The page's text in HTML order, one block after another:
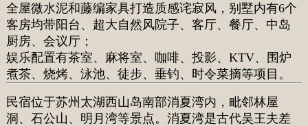
全屋微水泥和藤编家具打造质感诧寂风，别墅内有6个
客房均带阳台、超大自然风院子、客厅、餐厅、中岛
厨房、会议厅；
娱乐配置有茶室、麻将室、咖啡、投影、KTV、围炉
煮茶、烧烤、泳池、徒步、垂钓、时令菜摘等项目。
民宿位于苏州太湖西山岛南部消夏湾内，毗邻林屋
洞、石公山、明月湾等景点。消夏湾是古代吴王夫差